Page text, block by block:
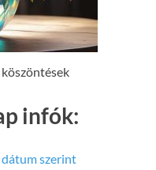
infók:
szerint